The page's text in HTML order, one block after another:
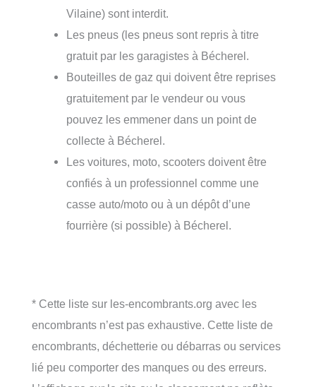
Vilaine) sont interdit.
Les pneus (les pneus sont repris à titre
gratuit par les garagistes à Bécherel.
Bouteilles de gaz qui doivent être reprises
gratuitement par le vendeur ou vous
pouvez les emmener dans un point de
collecte à Bécherel.
Les voitures, moto, scooters doivent être
confiés à un professionnel comme une
casse auto/moto ou à un dépôt d’une
fourrière (si possible) à Bécherel.
* Cette liste sur les-encombrants.org avec les
encombrants n’est pas exhaustive. Cette liste de
encombrants, déchetterie ou débarras ou services
lié peu comporter des manques ou des erreurs.